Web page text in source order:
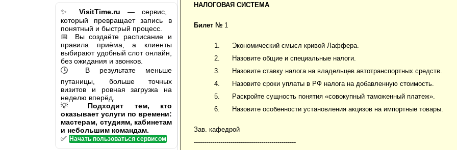
✨ VisitTime.ru — сервис,
который превращает запись в
понятный и быстрый процесс.
📅 Вы создаёте расписание и
правила приёма, а клиенты
выбирают удобный слот онлайн,
без ожидания и звонков.
🕒 В результате меньше
путаницы, больше точных
визитов и ровная загрузка на
неделю вперёд.
💡 Подходит тем, кто
оказывает услуги по времени:
мастерам, студиям, кабинетам
и небольшим командам.
✅ Начать пользоваться сервисом
НАЛОГОВАЯ СИСТЕМА
Билет № 1
Экономический смысл кривой Лаффера.
Назовите общие и специальные налоги.
Назовите ставку налога на владельцев автотранспортных средств.
Назовите сроки уплаты в РФ налога на добавленную стоимость.
Раскройте сущность понятия «совокупный таможенный платеж».
Назовите особенности установления акцизов на импортные товары.
Зав. кафедрой
--------------------------------------------------